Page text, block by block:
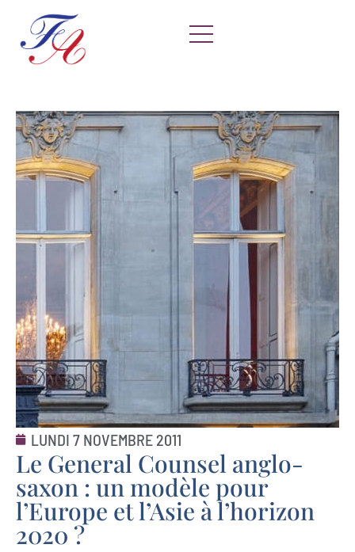
LUNDI 7 NOVEMBRE 2011
Le General Counsel anglo-
saxon : un modèle pour
l’Europe et l’Asie à l’horizon
2020 ?